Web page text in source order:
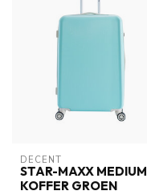
DECENT
STAR-MAXX MEDIUM
KOFFER GROEN